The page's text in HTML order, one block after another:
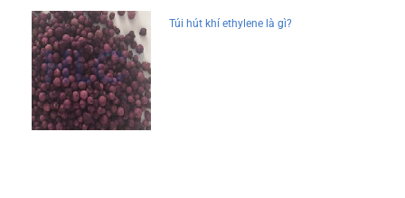
Túi hút khí ethylene là gì?